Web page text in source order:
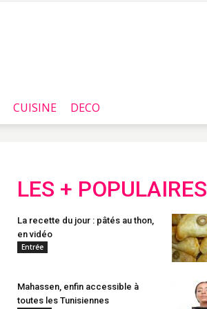
CUISINE DECO
LES + POPULAIRES
La recette du jour : pâtés au thon,
en vidéo
Entrée
Mahassen, enfin accessible à
toutes les Tunisiennes